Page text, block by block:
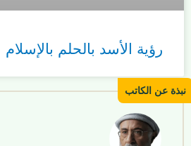
رؤية الأسد بالحلم بالإسلام